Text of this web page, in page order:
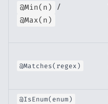
@Min(n) /
@Max(n)
@Matches(regex)
@IsEnum(enum)